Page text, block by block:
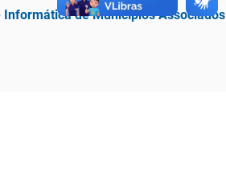
Informática de Municípios Associados